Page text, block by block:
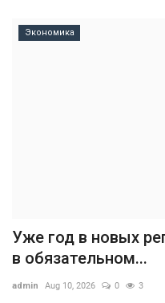
Экономика
Уже год в новых
в обязательном...
admin Aug 10, 2026 0 3